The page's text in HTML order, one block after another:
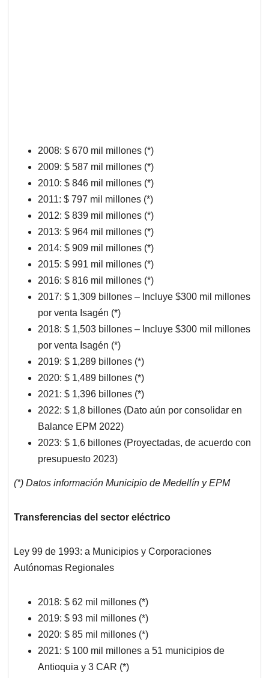
2008: $ 670 mil millones (*)
2009: $ 587 mil millones (*)
2010: $ 846 mil millones (*)
2011: $ 797 mil millones (*)
2012: $ 839 mil millones (*)
2013: $ 964 mil millones (*)
2014: $ 909 mil millones (*)
2015: $ 991 mil millones (*)
2016: $ 816 mil millones (*)
2017: $ 1,309 billones – Incluye $300 mil millones
por venta Isagén (*)
2018: $ 1,503 billones – Incluye $300 mil millones
por venta Isagén (*)
2019: $ 1,289 billones (*)
2020: $ 1,489 billones (*)
2021: $ 1,396 billones (*)
2022: $ 1,8 billones (Dato aún por consolidar en
Balance EPM 2022)
2023: $ 1,6 billones (Proyectadas, de acuerdo con
presupuesto 2023)
(*) Datos información Municipio de Medellín y EPM
Transferencias del sector eléctrico
Ley 99 de 1993: a Municipios y Corporaciones
Autónomas Regionales
2018: $ 62 mil millones (*)
2019: $ 93 mil millones (*)
2020: $ 85 mil millones (*)
2021: $ 100 mil millones a 51 municipios de
Antioquia y 3 CAR (*)